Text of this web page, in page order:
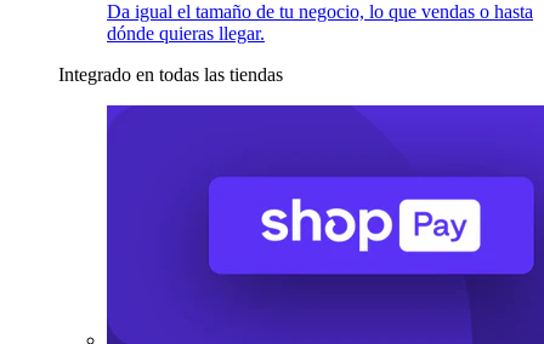
Da igual el tamaño de tu negocio, lo que vendas o hasta
dónde quieras llegar.
Integrado en todas las tiendas